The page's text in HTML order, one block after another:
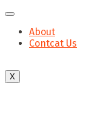
About
Contcat Us
X